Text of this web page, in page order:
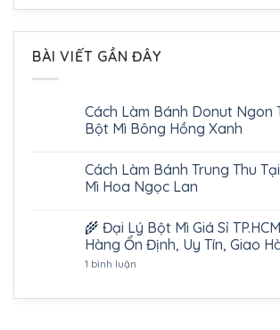
BÀI VIẾT GẦN ĐÂY
Cách Làm Bánh Donut Ngon
Bột Mì Bông Hồng Xanh
Cách Làm Bánh Trung Thu
Mì Hoa Ngọc Lan
🌾 Đại Lý Bột Mì Giá Sỉ
Hàng Ổn Định, Uy Tín, Giao
1 bình luận
Lý